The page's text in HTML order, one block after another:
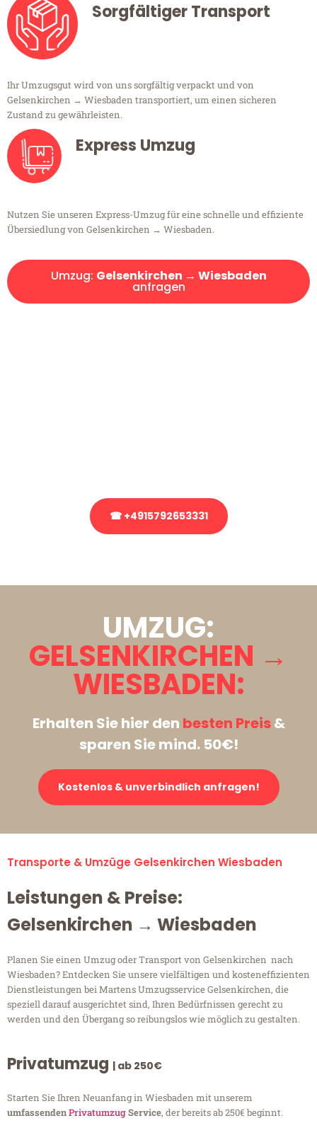
Sorgfältiger Transport
Ihr Umzugsgut wird von uns sorgfältig verpackt und von
Gelsenkirchen → Wiesbaden transportiert, um einen sicheren
Zustand zu gewährleisten.
Express Umzug
Nutzen Sie unseren Express-Umzug für eine schnelle und effiziente
Übersiedlung von Gelsenkirchen → Wiesbaden.
Umzug: Gelsenkirchen → Wiesbaden
anfragen
☎ +4915792653331
UMZUG:
GELSENKIRCHEN →
WIESBADEN:
Erhalten Sie hier den besten Preis&
sparen Sie mind. 50€!
Kostenlos & unverbindlich anfragen!
Transporte & Umzüge Gelsenkirchen Wiesbaden
Leistungen & Preise:
Gelsenkirchen → Wiesbaden
Planen Sie einen Umzug oder Transport von Gelsenkirchen nach
Wiesbaden? Entdecken Sie unsere vielfältigen und kosteneffizienten
Dienstleistungen bei Martens Umzugsservice Gelsenkirchen, die
speziell darauf ausgerichtet sind, Ihren Bedürfnissen gerecht zu
werden und den Übergang so reibungslos wie möglich zu gestalten.
Privatumzug | ab 250€
Starten Sie Ihren Neuanfang in Wiesbaden mit unserem
umfassendenPrivatumzugService, der bereits ab 250€ beginnt.